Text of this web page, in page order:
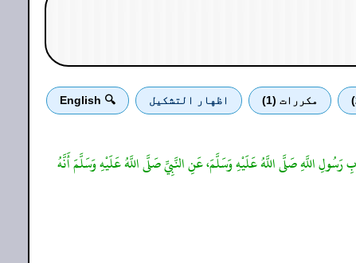
مكررات (1) اظهار التشكيل 🔍 English
اللَّهِ صَلَّى اللَّهُ عَلَيْهِ وَسَلَّمَ، عَنِ النَّبِيِّ صَلَّى اللَّهُ عَلَيْهِ وَسَلَّمَ أَنَّهُ